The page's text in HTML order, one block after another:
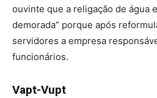
ouvinte que a religação de água
demorada” porque após
servidores a empresa
funcionários.
Vapt-Vupt